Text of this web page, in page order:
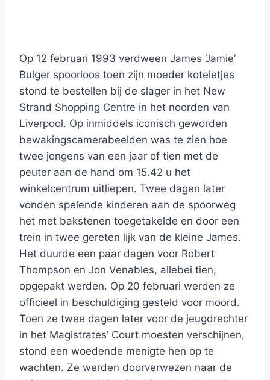
Op 12 februari 1993 verdween James ‘Jamie’
Bulger spoorloos toen zijn moeder koteletjes
stond te bestellen bij de slager in het New
Strand Shopping Centre in het noorden van
Liverpool. Op inmiddels iconisch geworden
bewakingscamerabeelden was te zien hoe
twee jongens van een jaar of tien met de
peuter aan de hand om 15.42 u het
winkelcentrum uitliepen. Twee dagen later
vonden spelende kinderen aan de spoorweg
het met bakstenen toegetakelde en door een
trein in twee gereten lijk van de kleine James.
Het duurde een paar dagen voor Robert
Thompson en Jon Venables, allebei tien,
opgepakt werden. Op 20 februari werden ze
officieel in beschuldiging gesteld voor moord.
Toen ze twee dagen later voor de jeugdrechter
in het Magistrates’ Court moesten verschijnen,
stond een woedende menigte hen op te
wachten. Ze werden doorverwezen naar de